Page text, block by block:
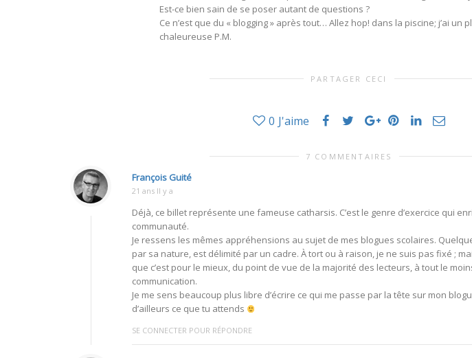
Est-ce bien sain de se poser autant de questions ?
Ce n’est que du « blogging » après tout… Allez hop! dans la piscine; j’ai un
chaleureuse P.M.
PARTAGER CECI
0 J'aime
7 COMMENTAIRES
François Guité
21 ans Il y a
Déjà, ce billet représente une fameuse catharsis. C’est le genre d’exercice qui
communauté.
Je ressens les mêmes appréhensions au sujet de mes blogues scolaires.
par sa nature, est délimité par un cadre. À tort ou à raison, je ne suis pas fixé ;
que c’est pour le mieux, du point de vue de la majorité des lecteurs, à tout le
communication.
Je me sens beaucoup plus libre d’écrire ce qui me passe par la tête sur mon
d’ailleurs ce que tu attends
SE CONNECTER POUR RÉPONDRE